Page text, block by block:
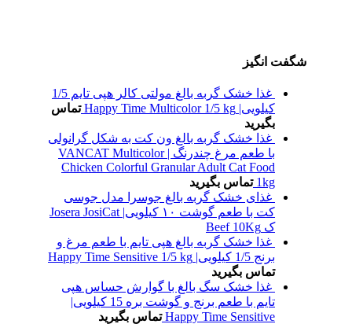
شگفت انگیز
غذا خشک گربه بالغ مولتی کالر هپی تایم 1/5
کیلویی| Happy Time Multicolor 1/5 kg
تماس
بگیرید
غذا خشک گربه بالغ ون کت به شکل گرانولی
با طعم مرغ چندرنگ | VANCAT Multicolor
Chicken Colorful Granular Adult Cat Food
1kg تماس بگیرید
غذای خشک گربه بالغ جوسرا مدل جوسی
کت با طعم گوشت ۱۰ کیلویی| Josera JosiCat
ک Beef 10Kg
غذا خشک گربه بالغ هپی تایم با طعم مرغ و
برنج 1/5 کیلویی| Happy Time Sensitive 1/5 kg
تماس بگیرید
غذا خشک سگ بالغ با گوارش حساس هپی
تایم با طعم برنج و گوشت بره 15 کیلویی|
Happy Time Sensitive تماس بگیرید